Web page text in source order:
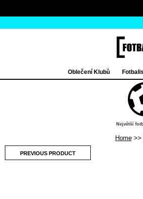
Oblečení Klubů
Největší
Home
PREVIOUS PRODUCT